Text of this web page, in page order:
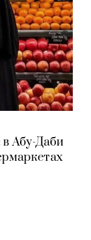
в Абу-Даби